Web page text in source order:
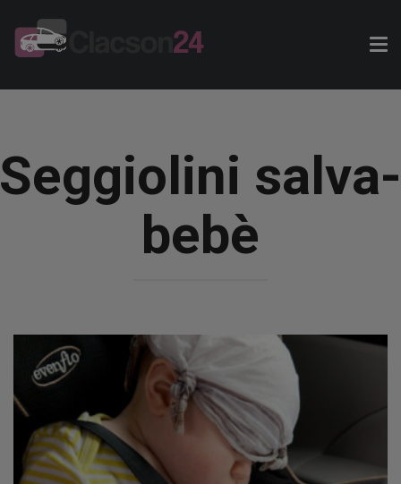
Seggiolini salva-
bebè